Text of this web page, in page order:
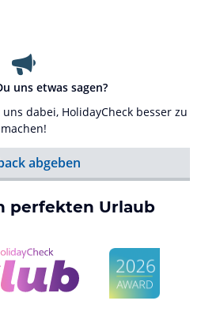
uns etwas sagen?
dabei, HolidayCheck besser zu
machen!
abgeben
perfekten Urlaub